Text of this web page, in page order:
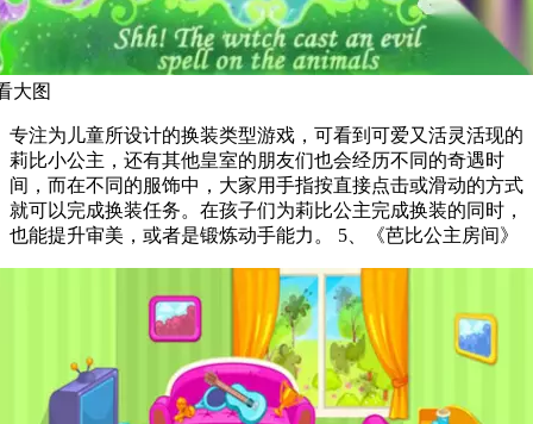
大图
专注为儿童所设计的换装类型游戏，可看到可爱又活灵活现的
莉比小公主，还有其他皇室的朋友们也会经历不同的奇遇时
间，而在不同的服饰中，大家用手指按直接点击或滑动的方式
就可以完成换装任务。在孩子们为莉比公主完成换装的同时，
也能提升审美，或者是锻炼动手能力。 5、《芭比公主房间》